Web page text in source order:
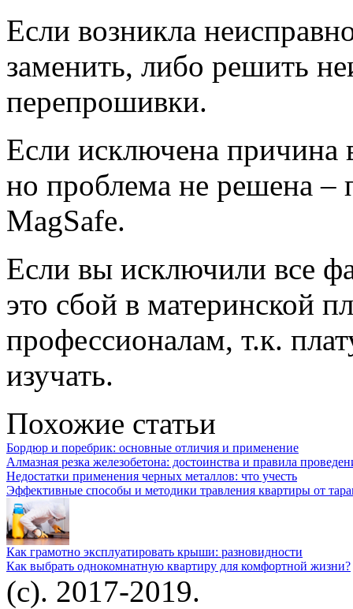
Если возникла
заменить, либо решить
перепрошивки.
Если исключена причина
но проблема не решена –
MagSafe.
Если вы исключили все
это сбой в материнской
профессионалам, т.к.
изучать.
Похожие статьи
Бордюр и поребрик: основные отличия и применение
Алмазная резка железобетона: достоинства и правила
Недостатки применения черных металлов: что учесть
Эффективные способы и методики травления квартиры от
Как грамотно эксплуатировать крыши: разновидности
Как выбрать однокомнатную квартиру для комфортной жизни?
(c). 2017-2019.